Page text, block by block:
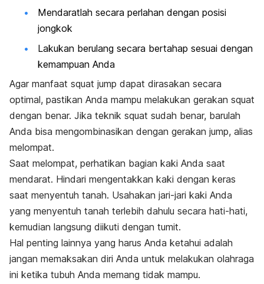
Mendaratlah secara perlahan dengan posisi
jongkok
Lakukan berulang secara bertahap sesuai dengan
kemampuan Anda
Agar manfaat squat jump dapat dirasakan secara
optimal, pastikan Anda mampu melakukan gerakan squat
dengan benar. Jika teknik squat sudah benar, barulah
Anda bisa mengombinasikan dengan gerakan jump, alias
melompat.
Saat melompat, perhatikan bagian kaki Anda saat
mendarat. Hindari mengentakkan kaki dengan keras
saat menyentuh tanah. Usahakan jari-jari kaki Anda
yang menyentuh tanah terlebih dahulu secara hati-hati,
kemudian langsung diikuti dengan tumit.
Hal penting lainnya yang harus Anda ketahui adalah
jangan memaksakan diri Anda untuk melakukan olahraga
ini ketika tubuh Anda memang tidak mampu.